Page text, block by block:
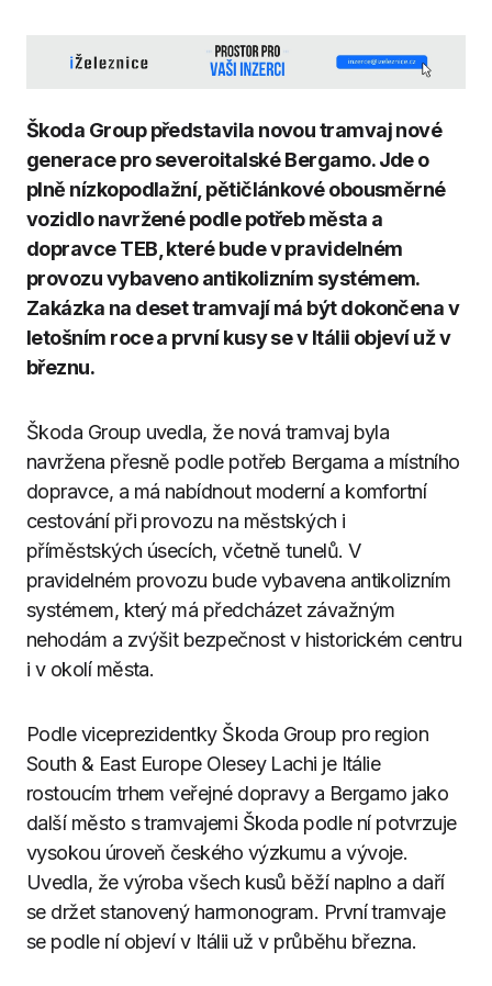
Škoda Group představila novou tramvaj nové
generace pro severoitalské Bergamo. Jde o
plně nízkopodlažní, pětičlánkové obousměrné
vozidlo navržené podle potřeb města a
dopravce TEB, které bude v pravidelném
provozu vybaveno antikolizním systémem.
Zakázka na deset tramvají má být dokončena v
letošním roce a první kusy se v Itálii objeví už v
březnu.
Škoda Group uvedla, že nová tramvaj byla
navržena přesně podle potřeb Bergama a místního
dopravce, a má nabídnout moderní a komfortní
cestování při provozu na městských i
příměstských úsecích, včetně tunelů. V
pravidelném provozu bude vybavena antikolizním
systémem, který má předcházet závažným
nehodám a zvýšit bezpečnost v historickém centru
i v okolí města.
Podle viceprezidentky Škoda Group pro region
South & East Europe Olesey Lachi je Itálie
rostoucím trhem veřejné dopravy a Bergamo jako
další město s tramvajemi Škoda podle ní potvrzuje
vysokou úroveň českého výzkumu a vývoje.
Uvedla, že výroba všech kusů běží naplno a daří
se držet stanovený harmonogram. První tramvaje
se podle ní objeví v Itálii už v průběhu března.